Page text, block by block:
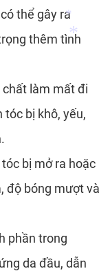
*
thể gây ra
thêm tình
chất làm mất đi
tóc bị khô, yếu,
bị mở ra hoặc
độ bóng mượt và
phần trong
da đầu, dẫn